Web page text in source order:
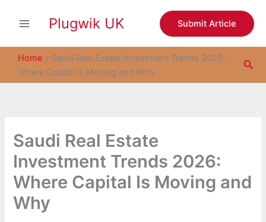
Plugwik UK Submit Article
Home » Saudi Real Estate Investment Trends 2026:
Where Capital Is Moving and Why
Saudi Real Estate
Investment Trends 2026:
Where Capital Is Moving and
Why